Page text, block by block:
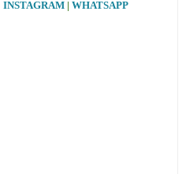
INSTAGRAM| WHATSAPP